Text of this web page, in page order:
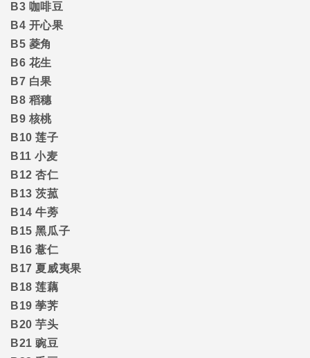
B3 咖啡豆
B4 开心果
B5 菱角
B6 花生
B7 白果
B8 稻穗
B9 核桃
B10莲子
B11小麦
B12杏仁
B13茨菰
B14牛蒡
B15黑瓜子
B16薏仁
B17夏威夷果
B18莲藕
B19荸荠
B20芋头
B21豌豆